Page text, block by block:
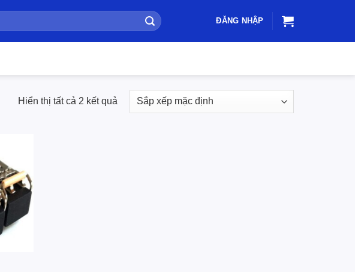
ĐĂNG NHẬP
Hiển thị tất cả 2 kết quả
Add to
wishlist